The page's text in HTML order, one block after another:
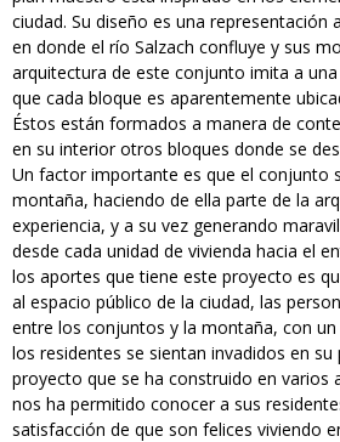
ciudad. Su diseño es una representación
en donde el río Salzach confluye y sus
arquitectura de este conjunto imita a
que cada bloque es aparentemente
Éstos están formados a manera de
en su interior otros bloques donde se
Un factor importante es que el conjunto
montaña, haciendo de ella parte de la
experiencia, y a su vez generando
desde cada unidad de vivienda hacia el
los aportes que tiene este proyecto es
al espacio público de la ciudad, las
entre los conjuntos y la montaña, con
los residentes se sientan invadidos en su
proyecto que se ha construido en varios
nos ha permitido conocer a sus
satisfacción de que son felices viviendo